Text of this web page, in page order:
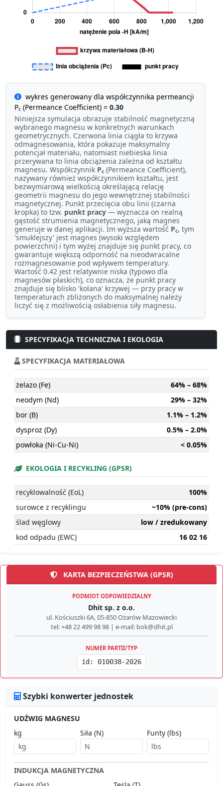
wykres generowany dla współczynnika permeancji
Pc (Permeance Coefficient) = 0.30
Niniejsza symulacja obrazuje stabilność magnetyczną
wybranego magnesu w konkretnych warunkach
geometrycznych. Czerwona linia ciągła to krzywa
odmagnesowania, która pokazuje maksymalny
potencjał materiału, natomiast niebieska linia
przerywana to linia obciążenia zależna od kształtu
magnesu. Współczynnik Pc (Permeance Coefficient),
nazywany również współczynnikiem kształtu, jest
bezwymiarową wielkością określającą relację
geometrii magnesu do jego wewnętrznej stabilności
magnetycznej. Punkt przecięcia obu linii (czarna
kropka) to tzw. punkt pracy — wyznacza on realną
gęstość strumienia magnetycznego, jaką magnes
generuje w danej aplikacji. Im wyższa wartość Pc, tym
'smuklejszy' jest magnes (wysoki względem
powierzchni) i tym wyżej znajduje się punkt pracy, co
gwarantuje większą odporność na nieodwracalne
rozmagnesowanie pod wpływem temperatury.
Wartość 0.42 jest relatywnie niska (typowo dla
magnesów płaskich), co oznacza, że punkt pracy
znajduje się blisko 'kolana' krzywej — przy pracy w
temperaturach zbliżonych do maksymalnej należy
liczyć się z możliwością osłabienia siły magnesu.
SPECYFIKACJA TECHNICZNA I EKOLOGIA
SPECYFIKACJA MATERIAŁOWA
żelazo (Fe)
64% – 68%
neodym (Nd)
29% – 32%
bor (B)
1.1% – 1.2%
dysproz (Dy)
0.5% – 2.0%
powłoka (Ni-Cu-Ni)
< 0.05%
EKOLOGIA I RECYKLING (GPSR)
recyklowalność (EoL)
100%
surowce z recyklingu
~10% (pre-cons)
ślad węglowy
low / zredukowany
kod odpadu (EWC)
16 02 16
KARTA BEZPIECZEŃSTWA (GPSR)
PODMIOT ODPOWIEDZIALNY
Dhit sp. z o.o.
ul. Kościuszki 6A, 05-850 Ożarów Mazowiecki
tel: +48 22 499 98 98 | e-mail: bok@dhit.pl
NUMER PARTII/TYP
id: 010038-2026
Szybki konwerter jednostek
UDŹWIG MAGNESU
kg
Siła (N) Funty (lbs)
INDUKCJA MAGNETYCZNA